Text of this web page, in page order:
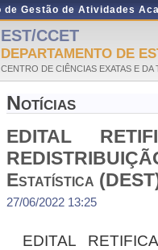
de Gestão de Atividades
EST/CCET
DEPARTAMENTO DE
CENTRO DE CIÊNCIAS EXATAS E DA
Notícias
EDITAL
Estatística
27/06/2022 13:25
EDITAL